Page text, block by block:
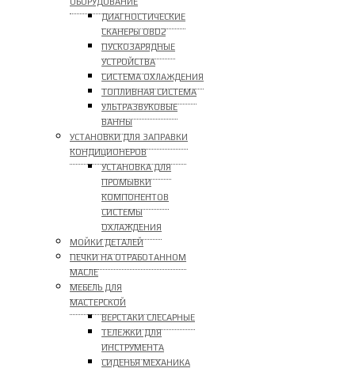
ДИАГНОСТИЧЕСКИЕ
СКАНЕРЫ OBD2
ПУСКОЗАРЯДНЫЕ
УСТРОЙСТВА
СИСТЕМА ОХЛАЖДЕНИЯ
ТОПЛИВНАЯ СИСТЕМА
УЛЬТРАЗВУКОВЫЕ
ВАННЫ
УСТАНОВКИ ДЛЯ ЗАПРАВКИ
КОНДИЦИОНЕРОВ
УСТАНОВКА ДЛЯ
ПРОМЫВКИ
КОМПОНЕНТОВ
СИСТЕМЫ
ОХЛАЖДЕНИЯ
МОЙКИ ДЕТАЛЕЙ
ПЕЧКИ НА ОТРАБОТАННОМ
МАСЛЕ
МЕБЕЛЬ ДЛЯ
МАСТЕРСКОЙ
ВЕРСТАКИ СЛЕСАРНЫЕ
ТЕЛЕЖКИ ДЛЯ
ИНСТРУМЕНТА
СИДЕНЬЯ МЕХАНИКА